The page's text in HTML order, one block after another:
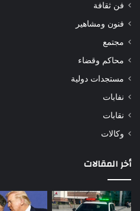
فن ثقافة
فنون ومشاهير
مجتمع
محاكم وقضاء
مستجدات دولية
نفابات
نقابات
وكالات
أخر المقالات